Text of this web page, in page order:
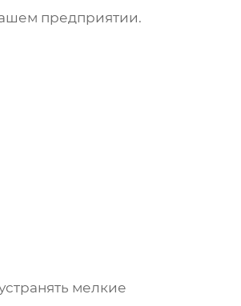
предприятии.
мелкие